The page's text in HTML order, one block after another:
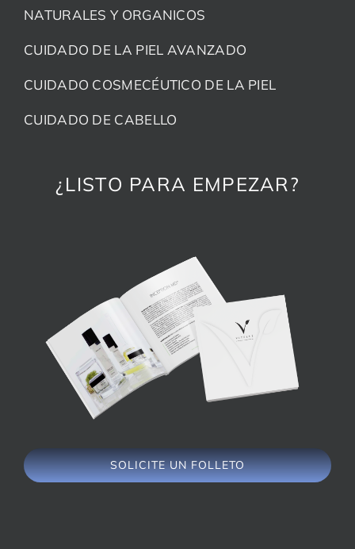
NATURALES Y ORGANICOS
CUIDADO DE LA PIEL AVANZADO
CUIDADO COSMECÉUTICO DE LA PIEL
CUIDADO DE CABELLO
¿LISTO PARA EMPEZAR?
SOLICITE UN FOLLETO